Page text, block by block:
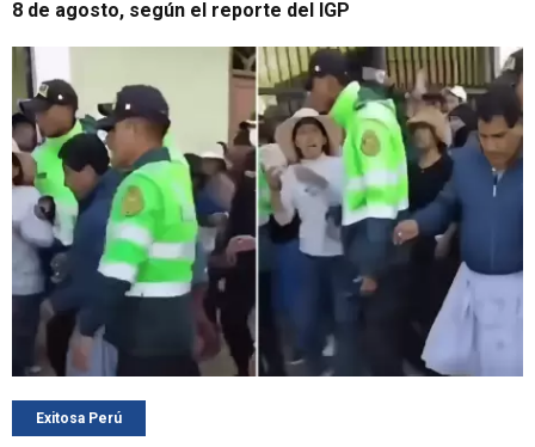
8 de agosto, según el reporte del IGP
Exitosa Perú